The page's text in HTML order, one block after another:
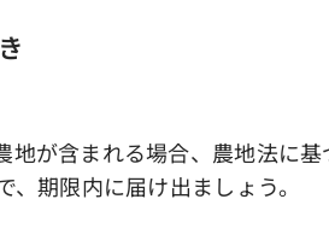
が含まれる場合、農地法に
期限内に届け出ましょう。